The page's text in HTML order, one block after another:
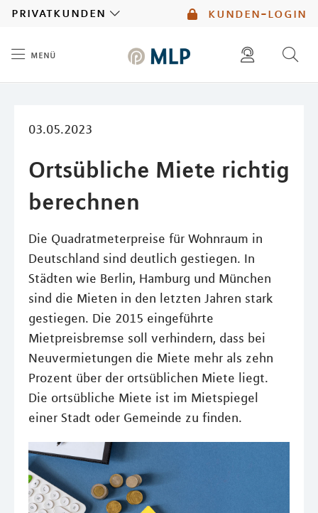
kunden-login
privatkunden
menü
03.05.2023
Ortsübliche Miete richtig
berechnen
Die Quadratmeterpreise für Wohnraum in
Deutschland sind deutlich gestiegen. In
Städten wie Berlin, Hamburg und München
sind die Mieten in den letzten Jahren stark
gestiegen. Die 2015 eingeführte
Mietpreisbremse soll verhindern, dass bei
Neuvermietungen die Miete mehr als zehn
Prozent über der ortsüblichen Miete liegt.
Die ortsübliche Miete ist im Mietspiegel
einer Stadt oder Gemeinde zu finden.